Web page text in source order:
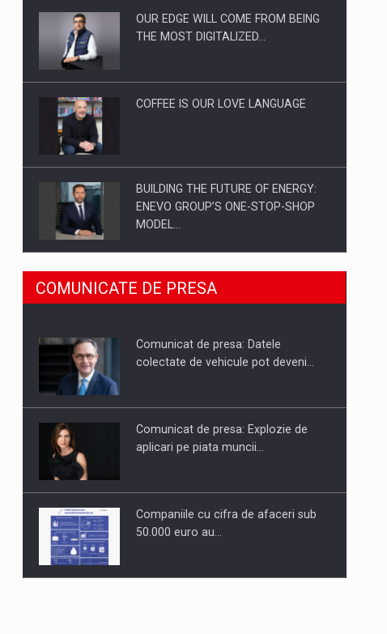
Proteinmaxxing and the Future of
OUR EDGE WILL COME FROM BEING
THE MOST DIGITALIZED…
COFFEE IS OUR LOVE LANGUAGE
BUILDING THE FUTURE OF ENERGY:
ENEVO GROUP’S ONE-STOP-SHOP
MODEL…
ROOTED IN ROMANIA, BUILT TO
DELIVER TECHNOLOGY FOR THE…
PUTTING ROMANIAN CORPORATE
COMUNICATE DE PRESA
Comunicat de presa: Datele
colectate de vehicule pot deveni…
Comunicat de presa: Explozie de
aplicari pe piata muncii…
Companiile cu cifra de afaceri sub
50.000 euro au…